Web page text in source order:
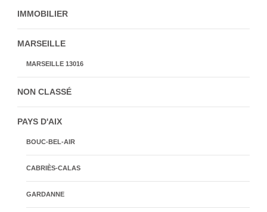
IMMOBILIER
MARSEILLE
MARSEILLE 13016
NON CLASSÉ
PAYS D'AIX
BOUC-BEL-AIR
CABRIÈS-CALAS
GARDANNE